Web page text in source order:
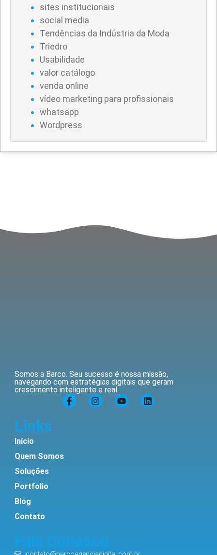
sites institucionais
social media
Tendências da Indústria da Moda
Triedro
Usabilidade
valor catálogo
venda online
vídeo marketing para profissionais
whatsapp
Wordpress
Somos a Barco. Seu sucesso é nossa missão,
navegando com estratégias digitais que geram
crescimento inteligente e real.
Links
Início
Quem Somos
Soluções
Portfolio
Blog
Contato
Fale Conosco